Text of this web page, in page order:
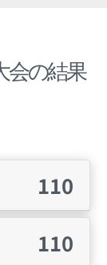
8
会の結果
110
110